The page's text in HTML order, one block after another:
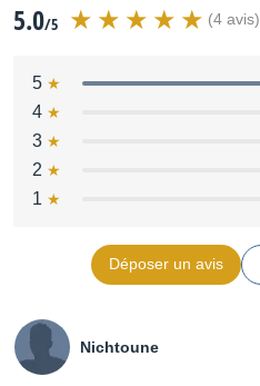
5.0/5 (4 avis)
5
4
3
2
1
Déposer un avis
Nichtoune